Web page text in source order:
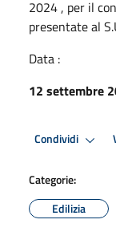
2024 , per il
presentate al
Data :
12 settembre
Condividi
Categorie:
Edilizia